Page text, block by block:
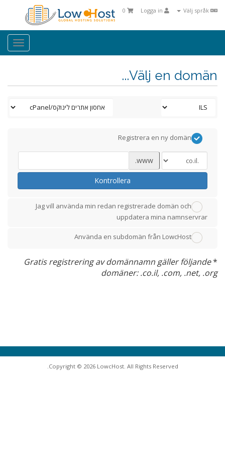
0
Välj en domän...
Registrera en ny domän
www.
Kontrollera
Jag vill använda min redan registrerade domän och
uppdatera mina namnservrar
Använda en subdomän från LowcHost
*
Gratis registrering av domännamn gäller följande
domäner: .co.il, .com, .net, .org
Copyright © 2026 LowcHost. All Rights Reserved.